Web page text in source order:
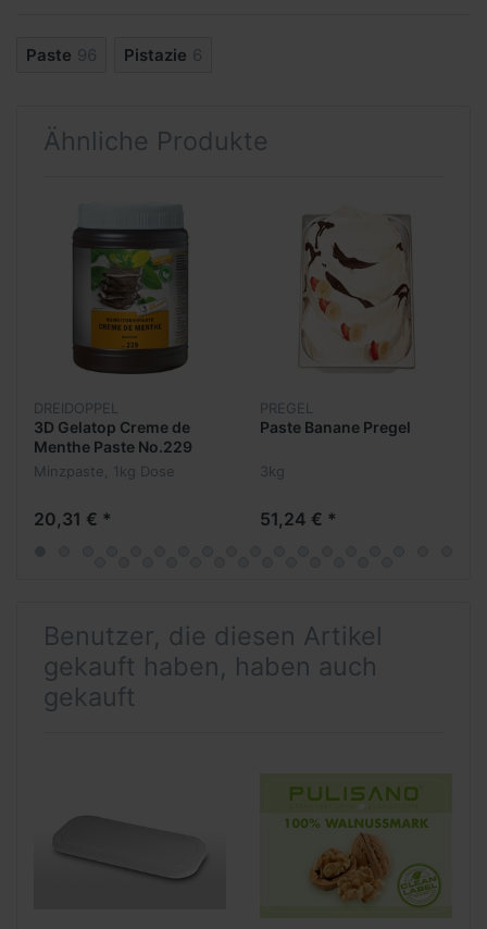
Paste 96 Pistazie 6
Ähnliche Produkte
DREIDOPPEL
3D Gelatop Creme de
Menthe Paste No.229
Minzpaste, 1kg Dose
20,31 € *
PREGEL
Paste Banane Pregel
3kg
51,24 € *
Benutzer, die diesen Artikel
gekauft haben, haben auch
gekauft